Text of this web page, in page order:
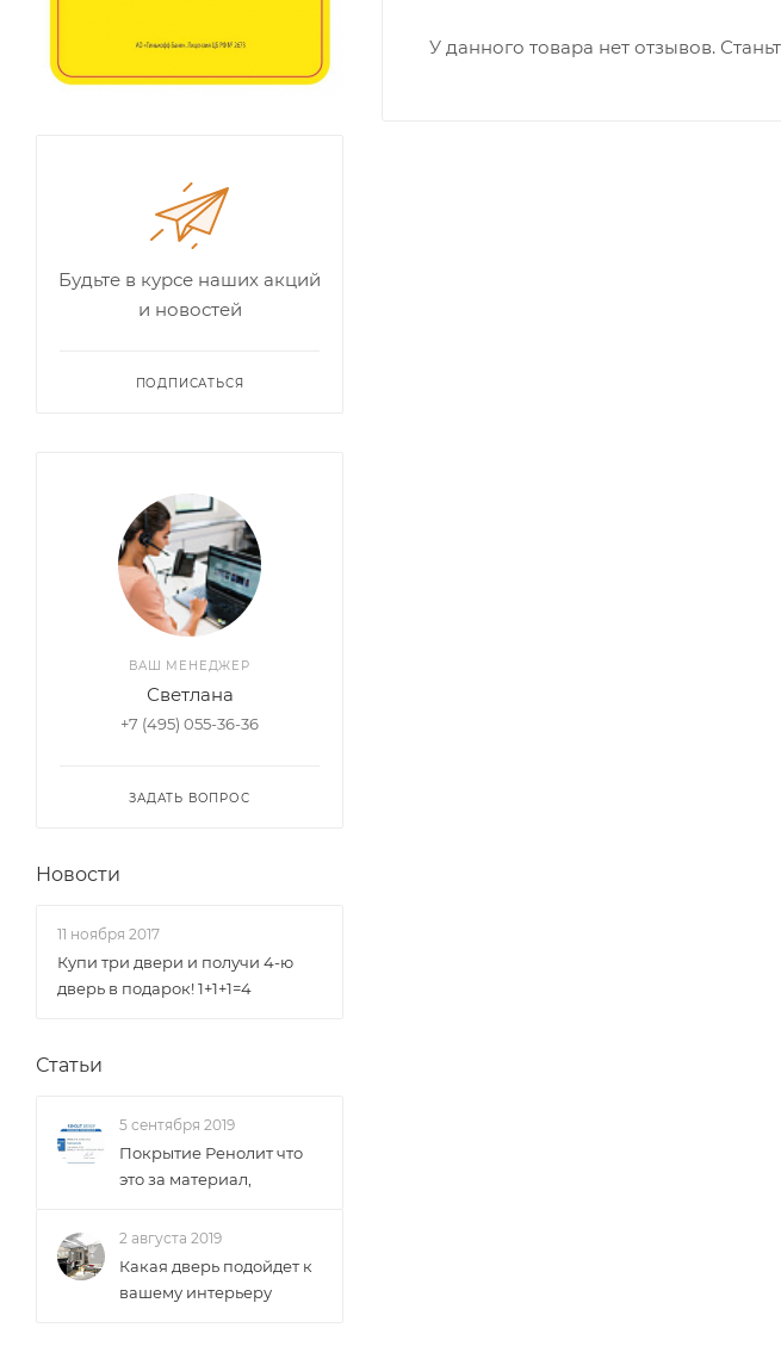
У данного товара нет отзывов.
Будьте в курсе наших акций
и новостей
ПОДПИСАТЬСЯ
ВАШ МЕНЕДЖЕР
Светлана
+7 (495) 055-36-36
ЗАДАТЬ ВОПРОС
Новости
11 ноября 2017
Купи три двери и получи 4-ю
дверь в подарок! 1+1+1=4
Статьи
5 сентября 2019
Покрытие Ренолит что
это за материал,
2 августа 2019
Какая дверь подойдет к
вашему интерьеру